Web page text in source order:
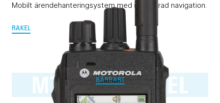
Mobilt ärendehanteringsystem med integrerad navigation.
RAKEL
MTP3550 RAKEL
BÄRBART